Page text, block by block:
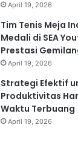
April 19, 2026
Tim Tenis Meja
Medali di SEA
Prestasi
April 19, 2026
Strategi Efektif
Produktivitas
Waktu Terbuang
April 19, 2026